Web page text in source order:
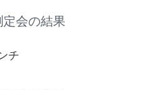
定会の結果
チ